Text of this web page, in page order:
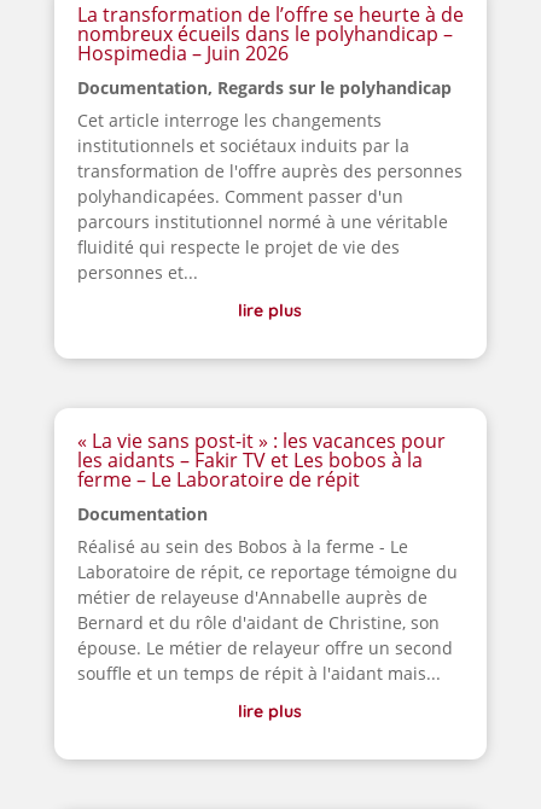
La transformation de l’offre se heurte à de
nombreux écueils dans le polyhandicap –
Hospimedia – Juin 2026
Documentation, Regards sur le polyhandicap
Cet article interroge les changements
institutionnels et sociétaux induits par la
transformation de l'offre auprès des personnes
polyhandicapées. Comment passer d'un
parcours institutionnel normé à une véritable
fluidité qui respecte le projet de vie des
personnes et...
lire plus
« La vie sans post-it » : les vacances pour
les aidants – Fakir TV et Les bobos à la
ferme – Le Laboratoire de répit
Documentation
Réalisé au sein des Bobos à la ferme - Le
Laboratoire de répit, ce reportage témoigne du
métier de relayeuse d'Annabelle auprès de
Bernard et du rôle d'aidant de Christine, son
épouse. Le métier de relayeur offre un second
souffle et un temps de répit à l'aidant mais...
lire plus